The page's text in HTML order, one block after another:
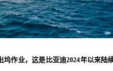
作业，这是比亚迪2024年以来陆